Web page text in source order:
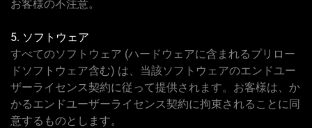
お客様の不注意。
5. ソフトウェア
すべてのソフトウェア (ハードウェアに含まれるプリロー
ドソフトウェア含む) は、当該ソフトウェアのエンドユー
ザーライセンス契約に従って提供されます。お客様は、か
かるエンドユーザーライセンス契約に拘束されることに同
意するものとします。